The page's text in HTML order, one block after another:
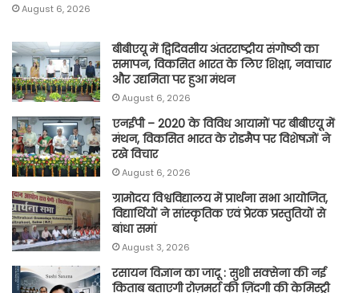
August 6, 2026
बीबीएयू में द्विदिवसीय अंतरराष्ट्रीय संगोष्ठी का
समापन, विकसित भारत के लिए शिक्षा, नवाचार
और उद्यमिता पर हुआ मंथन
August 6, 2026
एनईपी – 2020 के विविध आयामों पर बीबीएयू में
मंथन, विकसित भारत के रोडमैप पर विशेषज्ञों ने
रखे विचार
August 6, 2026
ग्रामोदय विश्वविद्यालय में प्रार्थना सभा आयोजित,
विद्यार्थियों ने सांस्कृतिक एवं प्रेरक प्रस्तुतियों से
बांधा समां
August 3, 2026
रसायन विज्ञान का जादू : सुशी सक्सेना की नई
किताब बताएगी रोज़मर्रा की ज़िंदगी की केमिस्ट्री